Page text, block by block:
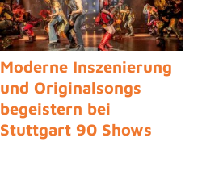
Moderne Inszenierung
und Originalsongs
begeistern bei
Stuttgart 90 Shows